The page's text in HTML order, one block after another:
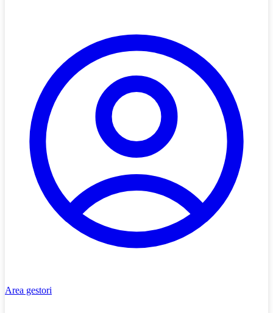
Area gestori